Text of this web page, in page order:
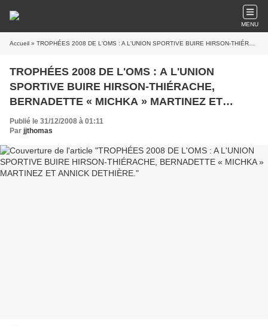
MENU
Accueil » TROPHÉES 2008 DE L'OMS : A L'UNION SPORTIVE BUIRE HIRSON-THIÉRACHE, BERNADETTE « MICHKA » MARTINEZ ET ANNICK DETHIÈRE.
TROPHÉES 2008 DE L'OMS : A L'UNION
SPORTIVE BUIRE HIRSON-THIÉRACHE,
BERNADETTE « MICHKA » MARTINEZ ET
ANNICK DETHIÈRE.
Publié le 31/12/2008 à 01:11
Par jjthomas